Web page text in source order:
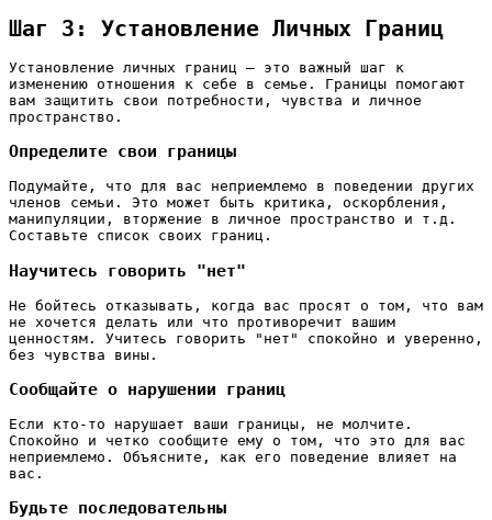
Шаг 3: Установление Личных Границ
Установление личных границ – это важный шаг к
изменению отношения к себе в семье. Границы помогают
вам защитить свои потребности, чувства и личное
пространство.
Определите свои границы
Подумайте, что для вас неприемлемо в поведении других
членов семьи. Это может быть критика, оскорбления,
манипуляции, вторжение в личное пространство и т.д.
Составьте список своих границ.
Научитесь говорить "нет"
Не бойтесь отказывать, когда вас просят о том, что вам
не хочется делать или что противоречит вашим
ценностям. Учитесь говорить "нет" спокойно и уверенно,
без чувства вины.
Сообщайте о нарушении границ
Если кто-то нарушает ваши границы, не молчите.
Спокойно и четко сообщите ему о том, что это для вас
неприемлемо. Объясните, как его поведение влияет на
вас.
Будьте последовательны